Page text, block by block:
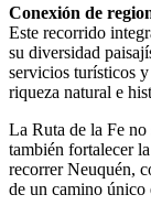
Conexión de
Este recorrido
su diversidad
servicios turísticos
riqueza natural e
La Ruta de la Fe
también fortalecer
recorrer Neuquén,
de un camino único